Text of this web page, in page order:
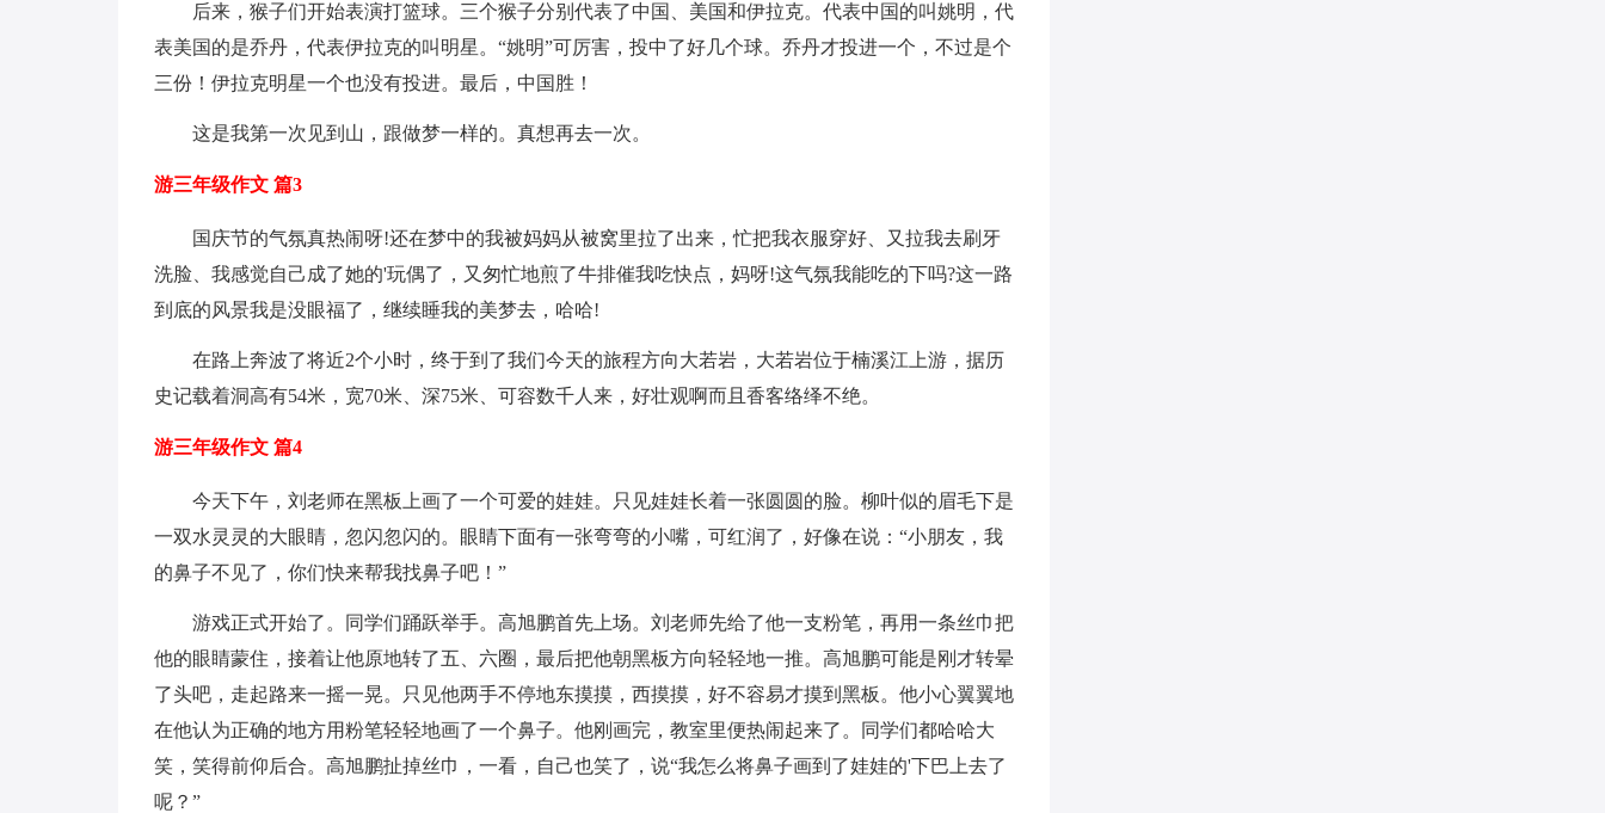
后来，猴子们开始表演打篮球。三个猴子分别代表了中国、美国和伊拉克。代表中国的叫姚明，代
表美国的是乔丹，代表伊拉克的叫明星。“姚明”可厉害，投中了好几个球。乔丹才投进一个，不过是个
三份！伊拉克明星一个也没有投进。最后，中国胜！
这是我第一次见到山，跟做梦一样的。真想再去一次。
游三年级作文 篇3
国庆节的气氛真热闹呀!还在梦中的我被妈妈从被窝里拉了出来，忙把我衣服穿好、又拉我去刷牙
洗脸、我感觉自己成了她的'玩偶了，又匆忙地煎了牛排催我吃快点，妈呀!这气氛我能吃的下吗?这一路
到底的风景我是没眼福了，继续睡我的美梦去，哈哈!
在路上奔波了将近2个小时，终于到了我们今天的旅程方向大若岩，大若岩位于楠溪江上游，据历
史记载着洞高有54米，宽70米、深75米、可容数千人来，好壮观啊而且香客络绎不绝。
游三年级作文 篇4
今天下午，刘老师在黑板上画了一个可爱的娃娃。只见娃娃长着一张圆圆的脸。柳叶似的眉毛下是
一双水灵灵的大眼睛，忽闪忽闪的。眼睛下面有一张弯弯的小嘴，可红润了，好像在说：“小朋友，我
的鼻子不见了，你们快来帮我找鼻子吧！”
游戏正式开始了。同学们踊跃举手。高旭鹏首先上场。刘老师先给了他一支粉笔，再用一条丝巾把
他的眼睛蒙住，接着让他原地转了五、六圈，最后把他朝黑板方向轻轻地一推。高旭鹏可能是刚才转晕
了头吧，走起路来一摇一晃。只见他两手不停地东摸摸，西摸摸，好不容易才摸到黑板。他小心翼翼地
在他认为正确的地方用粉笔轻轻地画了一个鼻子。他刚画完，教室里便热闹起来了。同学们都哈哈大
笑，笑得前仰后合。高旭鹏扯掉丝巾，一看，自己也笑了，说“我怎么将鼻子画到了娃娃的'下巴上去了
呢？”